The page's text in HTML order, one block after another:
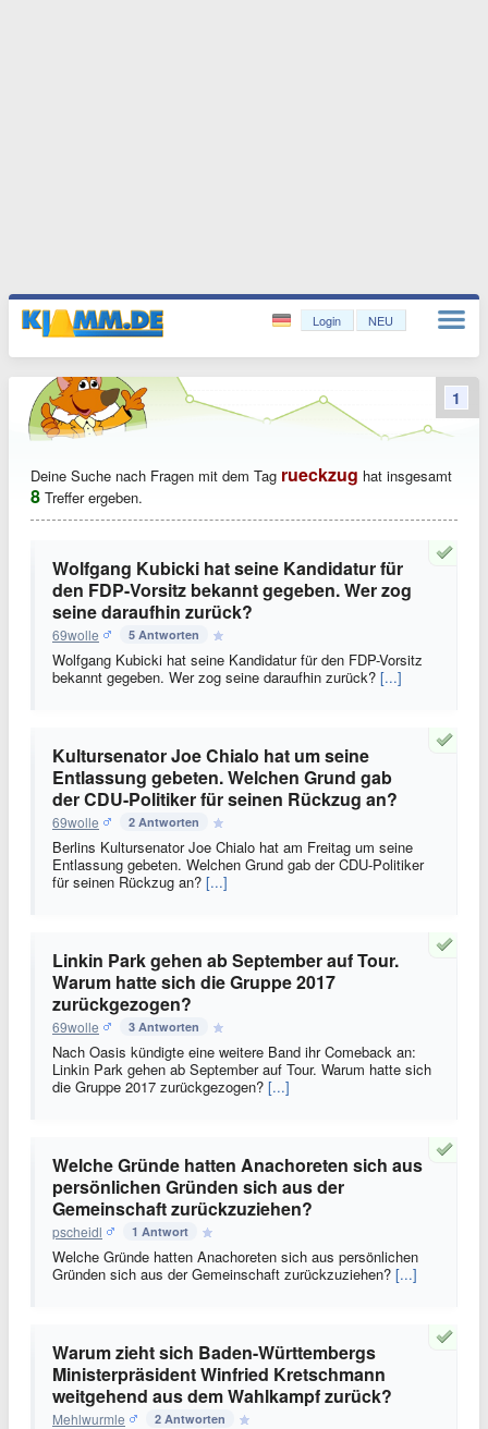
Login NEU
Deine Suche nach Fragen mit dem Tag rueckzug hat insgesamt
8 Treffer ergeben.
Wolfgang Kubicki hat seine Kandidatur für
den FDP-Vorsitz bekannt gegeben. Wer zog
seine daraufhin zurück?
69wolle 5 Antworten
Wolfgang Kubicki hat seine Kandidatur für den FDP-Vorsitz
bekannt gegeben. Wer zog seine daraufhin zurück? [...]
Kultursenator Joe Chialo hat um seine
Entlassung gebeten. Welchen Grund gab
der CDU-Politiker für seinen Rückzug an?
69wolle 2 Antworten
Berlins Kultursenator Joe Chialo hat am Freitag um seine
Entlassung gebeten. Welchen Grund gab der CDU-Politiker
für seinen Rückzug an? [...]
Linkin Park gehen ab September auf Tour.
Warum hatte sich die Gruppe 2017
zurückgezogen?
69wolle 3 Antworten
Nach Oasis kündigte eine weitere Band ihr Comeback an:
Linkin Park gehen ab September auf Tour. Warum hatte sich
die Gruppe 2017 zurückgezogen? [...]
Welche Gründe hatten Anachoreten sich aus
persönlichen Gründen sich aus der
Gemeinschaft zurückzuziehen?
pscheidl 1 Antwort
Welche Gründe hatten Anachoreten sich aus persönlichen
Gründen sich aus der Gemeinschaft zurückzuziehen? [...]
Warum zieht sich Baden-Württembergs
Ministerpräsident Winfried Kretschmann
weitgehend aus dem Wahlkampf zurück?
Mehlwurmle 2 Antworten
1